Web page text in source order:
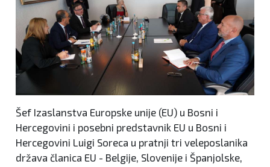
Šef Izaslanstva Europske unije (EU) u Bosni i
Hercegovini i posebni predstavnik EU u Bosni i
Hercegovini Luigi Soreca u pratnji tri veleposlanika
država članica EU - Belgije, Slovenije i Španjolske,